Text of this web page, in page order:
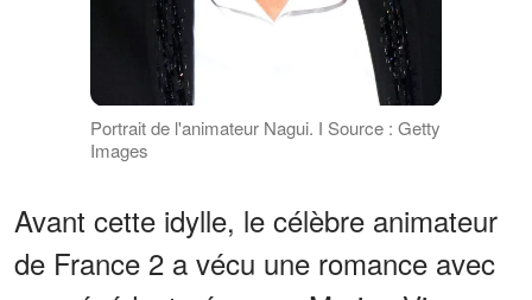
Portrait de l'animateur Nagui. І Source : Getty
Images
Avant cette idylle, le célèbre animateur
de France 2 a vécu une romance avec